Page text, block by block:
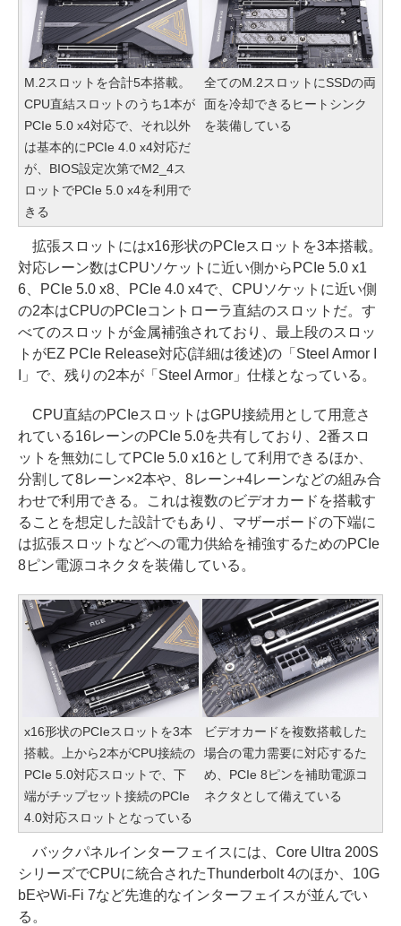
M.2スロットを合計5本搭載。
CPU直結スロットのうち1本が
PCIe 5.0 x4対応で、それ以外
は基本的にPCIe 4.0 x4対応だ
が、BIOS設定次第でM2_4ス
ロットでPCIe 5.0 x4を利用で
きる
全てのM.2スロットにSSDの両
面を冷却できるヒートシンク
を装備している
拡張スロットにはx16形状のPCIeスロットを3本搭載。
対応レーン数はCPUソケットに近い側からPCIe 5.0 x1
6、PCIe 5.0 x8、PCIe 4.0 x4で、CPUソケットに近い側
の2本はCPUのPCIeコントローラ直結のスロットだ。す
べてのスロットが金属補強されており、最上段のスロッ
トがEZ PCIe Release対応(詳細は後述)の「Steel Armor I
I」で、残りの2本が「Steel Armor」仕様となっている。
CPU直結のPCIeスロットはGPU接続用として用意さ
れている16レーンのPCIe 5.0を共有しており、2番スロ
ットを無効にしてPCIe 5.0 x16として利用できるほか、
分割して8レーン×2本や、8レーン+4レーンなどの組み合
わせで利用できる。これは複数のビデオカードを搭載す
ることを想定した設計でもあり、マザーボードの下端に
は拡張スロットなどへの電力供給を補強するためのPCIe
8ピン電源コネクタを装備している。
x16形状のPCIeスロットを3本
搭載。上から2本がCPU接続の
PCIe 5.0対応スロットで、下
端がチップセット接続のPCIe
4.0対応スロットとなっている
ビデオカードを複数搭載した
場合の電力需要に対応するた
め、PCIe 8ピンを補助電源コ
ネクタとして備えている
バックパネルインターフェイスには、Core Ultra 200S
シリーズでCPUに統合されたThunderbolt 4のほか、10G
bEやWi-Fi 7など先進的なインターフェイスが並んでい
る。